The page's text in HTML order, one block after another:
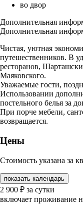
во двор
Дополнительная
Дополнительная
Чистая, уютная
путешественников. В
ресторанов,
Маяковского.
Уважаемые гости,
Использовании
постельного белья за
При порче мебели,
возвращается.
Цены
Стоимость указана за
показать календарь
2 900 ₽ за сутки
включает проживание